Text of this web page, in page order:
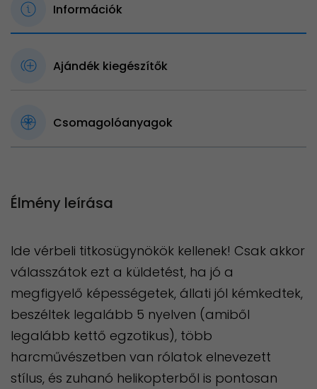
Információk
Ajándék kiegészítők
Csomagolóanyagok
Élmény leírása
Ide vérbeli titkosügynökök kellenek! Csak akkor
válasszátok ezt a küldetést, ha jó a
megfigyelő képességetek, állati jól kémkedtek,
beszéltek legalább 5 nyelven (amiből
legalább kettő egzotikus), több
harcművészetben van rólatok elnevezett
stílus, és zuhanó helikopterből is pontosan